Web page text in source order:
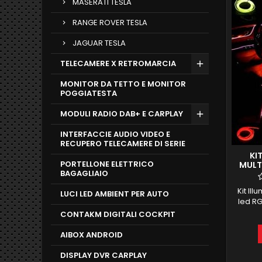
MASERATI TESLA
RANGE ROVER TESLA
JAGUAR TESLA
TELECAMERE X RETROMARCIA
MONITOR DA TETTO E MONITOR
POGGIATESTA
MODULI RADIO DAB+ E CARPLAY
INTERFACCIE AUDIO VIDEO E
RECUPERO TELECAMERE DI SERIE
PORTELLONE ELETTRICO
BAGAGLIAIO
LUCI LED AMBIENT PER AUTO
CONTAKM DIGITALI COCKPIT
AIBOX ANDROID
DISPLAY DVR CARPLAY
Kit
led
e si